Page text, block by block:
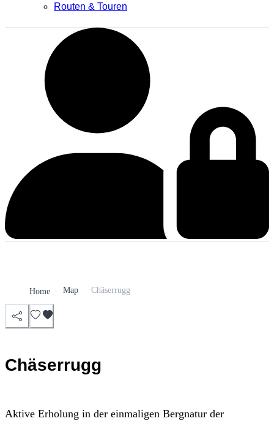
Routen & Touren
Home Map Chäserrugg
Chäserrugg
Aktive Erholung in der einmaligen Bergnatur der